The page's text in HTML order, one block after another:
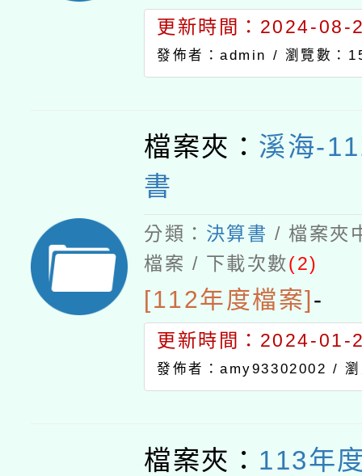
更新時間：2024-08-
發佈者：admin / 瀏覽數：
檔案夾： 溪海-
書
分類： 決算書 / 檔案夾
檔案 / 下載次數(2)
[112年度檔案]-
更新時間：2024-01-
發佈者：amy93302002 /
檔案夾： 113年